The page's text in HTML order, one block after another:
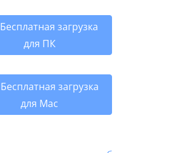
Бесплатная загрузка
для ПК
загрузка
для Mac